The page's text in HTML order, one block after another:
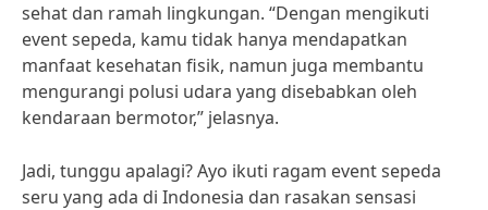
sehat dan ramah lingkungan. “Dengan mengikuti
event sepeda, kamu tidak hanya mendapatkan
manfaat kesehatan fisik, namun juga membantu
mengurangi polusi udara yang disebabkan oleh
kendaraan bermotor,” jelasnya.
Jadi, tunggu apalagi? Ayo ikuti ragam event sepeda
seru yang ada di Indonesia dan rasakan sensasi